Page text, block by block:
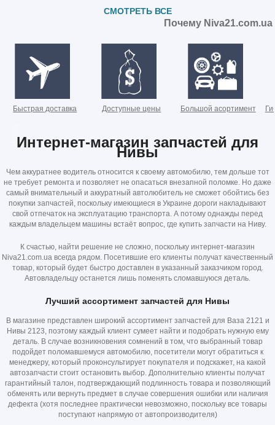
Назад
СМОТРЕТЬ ВСЕ
Почему Niva21.com.ua
Быстрая доставка Доступные цены Большой асортимент
Интернет-магазин запчастей для
Нивы
Чем аккуратнее водитель относится к своему автомобилю, тем дольше тот
не требует ремонта и позволяет не опасаться внезапной поломке. Но даже
самый внимательный и аккуратный автолюбитель не сможет обойтись без
покупки запчастей, поскольку имеющиеся в Украине дороги накладывают
свой отпечаток на эксплуатацию транспорта. А потому однажды перед
каждым владельцем машины встаёт вопрос, где купить запчасти на Ниву.
К счастью, найти решение не сложно, поскольку интернет-магазин
Niva21.com.ua всегда рядом. Посетившие его клиенты получат качественный
товар, который будет быстро доставлен в указанный заказчиком город.
Автовладельцу останется лишь поменять сломавшуюся деталь.
Лучший ассортимент запчастей для Нивы
В магазине представлен широкий ассортимент запчастей для Ваза 2121 и
Нивы 2123, поэтому каждый клиент сумеет найти и подобрать нужную ему
деталь. В случае возникновения сомнений в том, что выбранный товар
подойдет поломавшемуся автомобилю, посетители могут обратиться к
менеджеру, который проконсультирует покупателя и подскажет, на какой
автозапчасти стоит остановить выбор. Дополнительно клиенты получат
гарантийный талон, подтверждающий подлинность товара и позволяющий
обменять или вернуть предмет в случае совершения ошибки или наличия
дефекта (хотя последнее практически невозможно, поскольку все товары
поступают напрямую от автопроизводителя)